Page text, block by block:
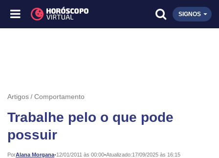
SIGNOS
Artigos Comportamento
Trabalhe pelo o que pode
possuir
PorAlana Morgana•
Publicado: 12/01/2011 às 00:00•Atualizado:17/09/2025 às 16:15